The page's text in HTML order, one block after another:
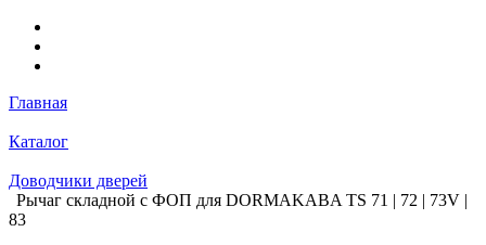
Главная
Каталог
Доводчики дверей
Рычаг складной c ФОП для DORMAKABA TS 71 | 72 | 73V |
83